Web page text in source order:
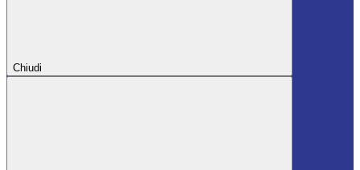
Chiudi